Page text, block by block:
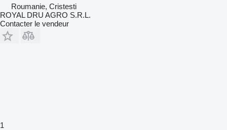
Roumanie, Cristesti
ROYAL DRU AGRO S.R.L.
Contacter le vendeur
1